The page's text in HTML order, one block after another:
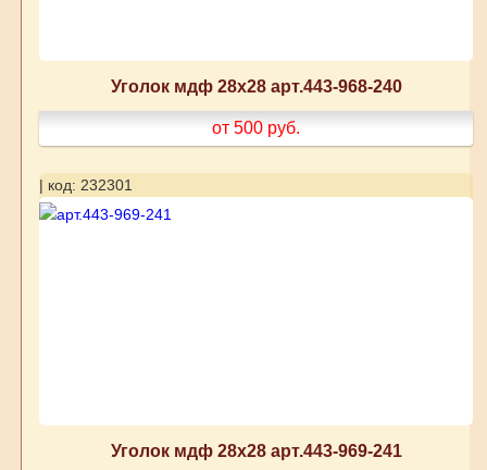
Уголок мдф 28х28 арт.443-968-240
от 500 руб.
| код: 232301
Уголок мдф 28х28 арт.443-969-241